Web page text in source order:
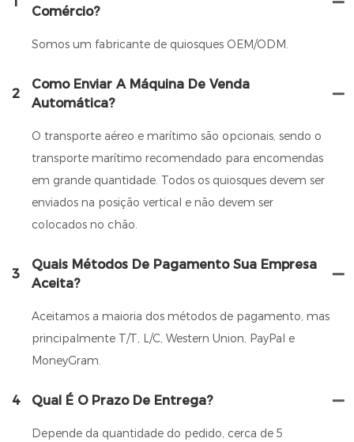
Comércio?
Somos um fabricante de quiosques OEM/ODM.
2
Como Enviar A Máquina De Venda
Automática?
O transporte aéreo e marítimo são opcionais, sendo o
transporte marítimo recomendado para encomendas
em grande quantidade. Todos os quiosques devem ser
enviados na posição vertical e não devem ser
colocados no chão.
3
Quais Métodos De Pagamento Sua Empresa
Aceita?
Aceitamos a maioria dos métodos de pagamento, mas
principalmente T/T, L/C, Western Union, PayPal e
MoneyGram.
4 Qual É O Prazo De Entrega?
Depende da quantidade do pedido, cerca de 5